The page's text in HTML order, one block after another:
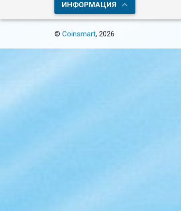
ИНФОРМАЦИЯ
©Coinsmart, 2026